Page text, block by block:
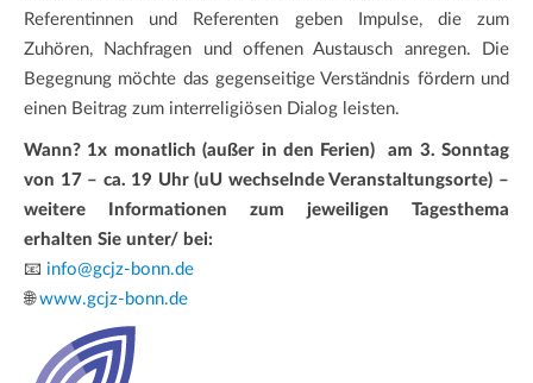
Referentinnen und Referenten geben Impulse, die zum
Zuhören, Nachfragen und offenen Austausch anregen. Die
Begegnung möchte das gegenseitige Verständnis fördern und
einen Beitrag zum interreligiösen Dialog leisten.
Wann? 1x monatlich (außer in den Ferien) am 3. Sonntag
von 17 – ca. 19 Uhr (uU wechselnde Veranstaltungsorte) –
weitere Informationen zum jeweiligen Tagesthema
erhalten Sie unter/ bei:
📧 info@gcjz-bonn.de
🌐www.gcjz-bonn.de